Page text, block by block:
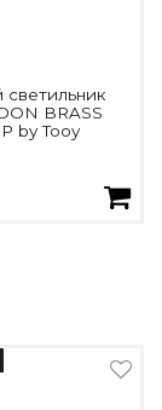
светильник
BRASS
by Tooy